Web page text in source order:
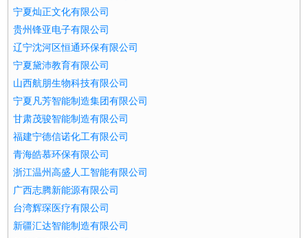
宁夏灿正文化有限公司
贵州锋亚电子有限公司
辽宁沈河区恒通环保有限公司
宁夏黛沛教育有限公司
山西航朋生物科技有限公司
宁夏凡芳智能制造集团有限公司
甘肃茂骏智能制造有限公司
福建宁德信诺化工有限公司
青海皓慕环保有限公司
浙江温州高盛人工智能有限公司
广西志腾新能源有限公司
台湾辉琛医疗有限公司
新疆汇达智能制造有限公司